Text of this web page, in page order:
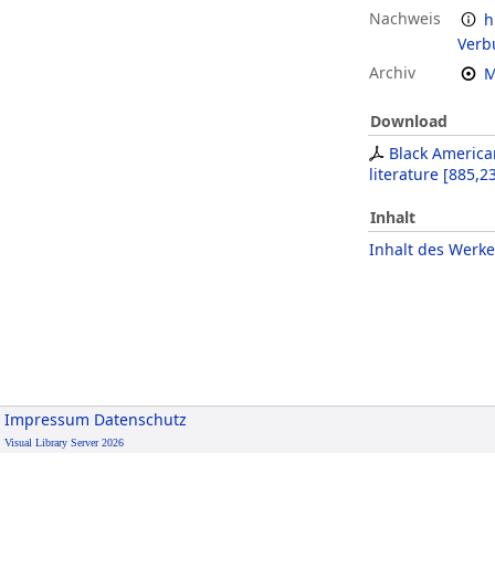
Nachweis
Archiv
Download
Black
literature [
Inhalt
Inhalt des
Impressum Datenschutz
Visual Library Server 2026